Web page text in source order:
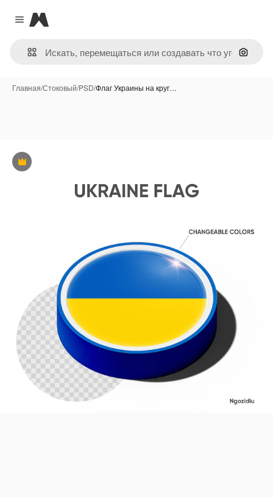
Close menu
Magnific
Поиск
Главная/Стоковый/PSD/Флаг Украины на круг…
Премиум